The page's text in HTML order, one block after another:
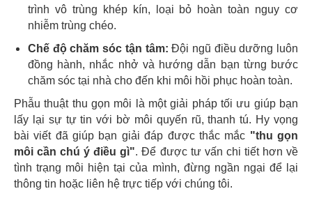
trình vô trùng khép kín, loại bỏ hoàn toàn nguy cơ
nhiễm trùng chéo.
Chế độ chăm sóc tận tâm: Đội ngũ điều dưỡng luôn
đồng hành, nhắc nhở và hướng dẫn bạn từng bước
chăm sóc tại nhà cho đến khi môi hồi phục hoàn toàn.
Phẫu thuật thu gọn môi là một giải pháp tối ưu giúp bạn
lấy lại sự tự tin với bờ môi quyến rũ, thanh tú. Hy vọng
bài viết đã giúp bạn giải đáp được thắc mắc "thu gọn
môi cần chú ý điều gì". Để được tư vấn chi tiết hơn về
tình trạng môi hiện tại của mình, đừng ngần ngại để lại
thông tin hoặc liên hệ trực tiếp với chúng tôi.